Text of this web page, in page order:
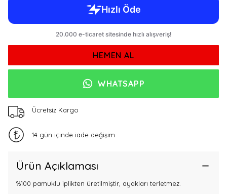
HEMEN AL
WHATSAPP
Ücretsiz Kargo
14 gün içinde iade değişim
Ürün Açıklaması
%100 pamuklu iplikten üretilmiştir, ayakları terletmez.